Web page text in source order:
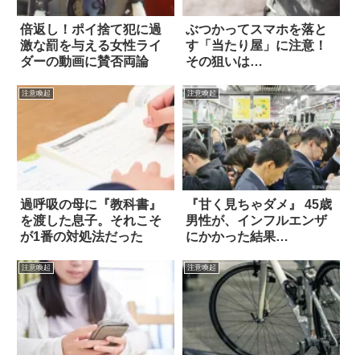
倍返し！ポイ捨て犯に過
激な罰を与える女性ライ
ダーの動画に賛否両論
ぶつかってスマホを落と
す「当たり屋」に注意！
その狙いは…
注意喚起
過呼吸の母に『教科書』
を渡した息子。それこそ
が1番の対処法だった
注意喚起
『甘く見ちゃダメ』 45歳
男性が、インフルエンザ
にかかった結果…
注意喚起 注意喚起